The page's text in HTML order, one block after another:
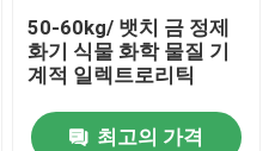
강
50-60kg/ 뱃치 금 정제
화기 식물 화학 물질 기
계적 일렉트로리틱
최고의 가격